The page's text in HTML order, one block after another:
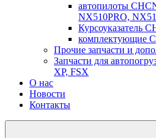
автопилоты
NX510PRO,
Курсоуказатель
комплектующие
Прочие запчасти и
Запчасти для
XP, FSX
О нас
Новости
Контакты